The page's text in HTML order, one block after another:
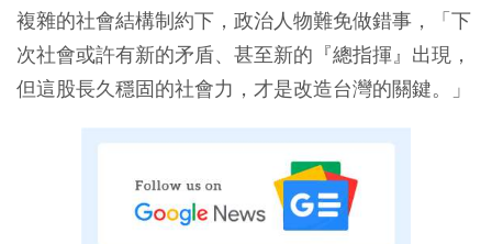
複雜的社會結構制約下，政治人物難免做錯事，「下
次社會或許有新的矛盾、甚至新的『總指揮』出現，
但這股長久穩固的社會力，才是改造台灣的關鍵。」